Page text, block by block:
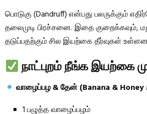
பொடுகு (Dandruff) என்பது பலருக்கும்
தலைமுடி பிரச்சனை. இதை குறைக்கவும்,
தடுப்பதற்கும் சில இயற்கை தீர்வுகள்
நாட்புறம் நீங்க இயற்கை
வாழைப்பழ & தேன் (Banana & Honey
1 பழுத்த வாழைப்பழம்